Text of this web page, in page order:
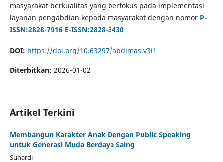
masyarakat berkualitas yang berfokus pada implementasi
layanan pengabdian kepada masyarakat dengan nomor P-
ISSN:2828-7916 E-ISSN:2828-3430
DOI: https://doi.org/10.63297/abdimas.v3i1
Diterbitkan: 2026-01-02
Artikel Terkini
Membangun Karakter Anak Dengan Public Speaking
untuk Generasi Muda Berdaya Saing
Suhardi